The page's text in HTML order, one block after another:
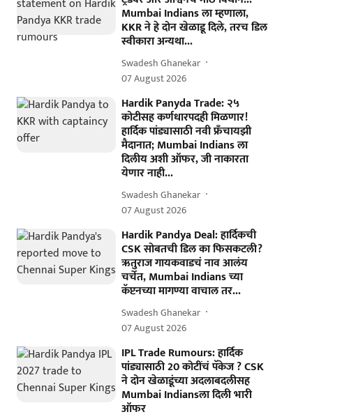
Mumbai Indians ला म्हणाला,
KKR ने हे दोन खेळाडू दिले, तरच डिल
स्वीकारा अन्यथा...
Swadesh Ghanekar
07 August 2026
Hardik Panyda Trade: २५
कोटीसह कर्णधारपदही मिळणार!
हार्दिक पांड्यासाठी नवी फ्रँचायझी
मैदानात; Mumbai Indians ला
दिलीय अशी ऑफर, जी नाकारता
येणार नाही...
Swadesh Ghanekar
07 August 2026
Hardik Pandya Deal: हार्दिकची
CSK सोबतची डिल का फिसकटली?
ऋतुराज गायकवाडचं नाव आलंय
चर्चेत, Mumbai Indians च्या
कॅप्टनच्या मागण्या वाचाल तर...
Swadesh Ghanekar
07 August 2026
IPL Trade Rumours: हार्दिक
पांड्यासाठी 20 कोटींचं पॅकेज ? CSK
ने दोन खेळाडूंच्या अदलाबदलीसह
Mumbai Indiansला दिली भारी
ऑफर